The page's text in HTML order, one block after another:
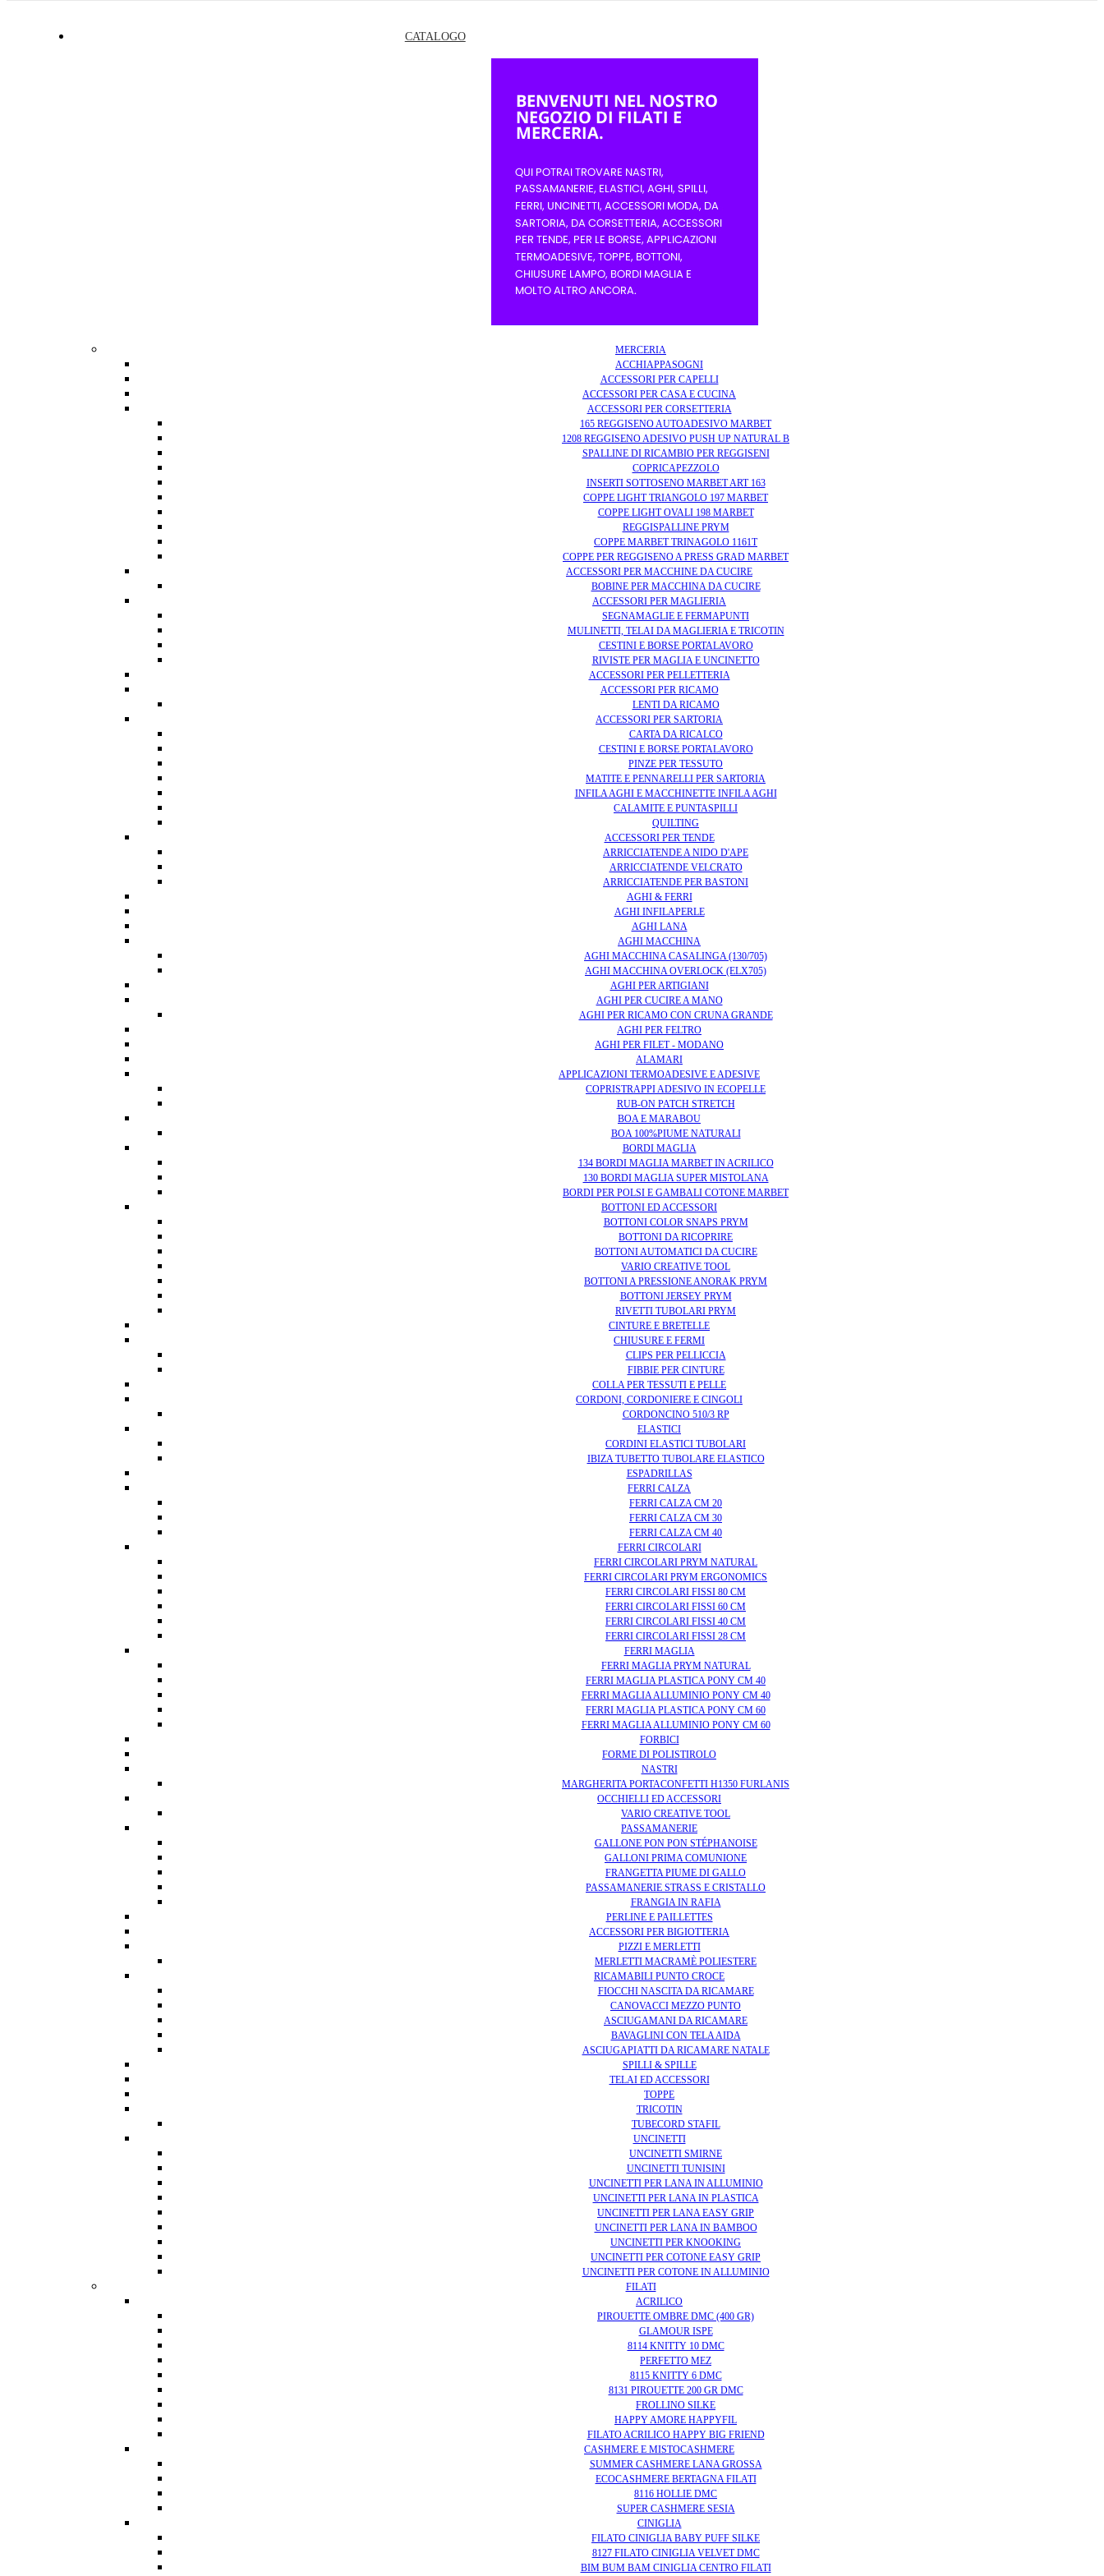
CATALOGO
MERCERIA
ACCHIAPPASOGNI
ACCESSORI PER CAPELLI
ACCESSORI PER CASA E CUCINA
ACCESSORI PER CORSETTERIA
165 REGGISENO AUTOADESIVO MARBET
1208 REGGISENO ADESIVO PUSH UP NATURAL B
SPALLINE DI RICAMBIO PER REGGISENI
COPRICAPEZZOLO
INSERTI SOTTOSENO MARBET ART 163
COPPE LIGHT TRIANGOLO 197 MARBET
COPPE LIGHT OVALI 198 MARBET
REGGISPALLINE PRYM
COPPE MARBET TRINAGOLO 1161T
COPPE PER REGGISENO A PRESS GRAD MARBET
ACCESSORI PER MACCHINE DA CUCIRE
BOBINE PER MACCHINA DA CUCIRE
ACCESSORI PER MAGLIERIA
SEGNAMAGLIE E FERMAPUNTI
MULINETTI, TELAI DA MAGLIERIA E TRICOTIN
CESTINI E BORSE PORTALAVORO
RIVISTE PER MAGLIA E UNCINETTO
ACCESSORI PER PELLETTERIA
ACCESSORI PER RICAMO
LENTI DA RICAMO
ACCESSORI PER SARTORIA
CARTA DA RICALCO
CESTINI E BORSE PORTALAVORO
PINZE PER TESSUTO
MATITE E PENNARELLI PER SARTORIA
INFILA AGHI E MACCHINETTE INFILA AGHI
CALAMITE E PUNTASPILLI
QUILTING
ACCESSORI PER TENDE
ARRICCIATENDE A NIDO D'APE
ARRICCIATENDE VELCRATO
ARRICCIATENDE PER BASTONI
AGHI & FERRI
AGHI INFILAPERLE
AGHI LANA
AGHI MACCHINA
AGHI MACCHINA CASALINGA (130/705)
AGHI MACCHINA OVERLOCK (ELX705)
AGHI PER ARTIGIANI
AGHI PER CUCIRE A MANO
AGHI PER RICAMO CON CRUNA GRANDE
AGHI PER FELTRO
AGHI PER FILET - MODANO
ALAMARI
APPLICAZIONI TERMOADESIVE E ADESIVE
COPRISTRAPPI ADESIVO IN ECOPELLE
RUB-ON PATCH STRETCH
BOA E MARABOU
BOA 100%PIUME NATURALI
BORDI MAGLIA
134 BORDI MAGLIA MARBET IN ACRILICO
130 BORDI MAGLIA SUPER MISTOLANA
BORDI PER POLSI E GAMBALI COTONE MARBET
BOTTONI ED ACCESSORI
BOTTONI COLOR SNAPS PRYM
BOTTONI DA RICOPRIRE
BOTTONI AUTOMATICI DA CUCIRE
VARIO CREATIVE TOOL
BOTTONI A PRESSIONE ANORAK PRYM
BOTTONI JERSEY PRYM
RIVETTI TUBOLARI PRYM
CINTURE E BRETELLE
CHIUSURE E FERMI
CLIPS PER PELLICCIA
FIBBIE PER CINTURE
COLLA PER TESSUTI E PELLE
CORDONI, CORDONIERE E CINGOLI
CORDONCINO 510/3 RP
ELASTICI
CORDINI ELASTICI TUBOLARI
IBIZA TUBETTO TUBOLARE ELASTICO
ESPADRILLAS
FERRI CALZA
FERRI CALZA CM 20
FERRI CALZA CM 30
FERRI CALZA CM 40
FERRI CIRCOLARI
FERRI CIRCOLARI PRYM NATURAL
FERRI CIRCOLARI PRYM ERGONOMICS
FERRI CIRCOLARI FISSI 80 CM
FERRI CIRCOLARI FISSI 60 CM
FERRI CIRCOLARI FISSI 40 CM
FERRI CIRCOLARI FISSI 28 CM
FERRI MAGLIA
FERRI MAGLIA PRYM NATURAL
FERRI MAGLIA PLASTICA PONY CM 40
FERRI MAGLIA ALLUMINIO PONY CM 40
FERRI MAGLIA PLASTICA PONY CM 60
FERRI MAGLIA ALLUMINIO PONY CM 60
FORBICI
FORME DI POLISTIROLO
NASTRI
MARGHERITA PORTACONFETTI H1350 FURLANIS
OCCHIELLI ED ACCESSORI
VARIO CREATIVE TOOL
PASSAMANERIE
GALLONE PON PON STÉPHANOISE
GALLONI PRIMA COMUNIONE
FRANGETTA PIUME DI GALLO
PASSAMANERIE STRASS E CRISTALLO
FRANGIA IN RAFIA
PERLINE E PAILLETTES
ACCESSORI PER BIGIOTTERIA
PIZZI E MERLETTI
MERLETTI MACRAMÈ POLIESTERE
RICAMABILI PUNTO CROCE
FIOCCHI NASCITA DA RICAMARE
CANOVACCI MEZZO PUNTO
ASCIUGAMANI DA RICAMARE
BAVAGLINI CON TELA AIDA
ASCIUGAPIATTI DA RICAMARE NATALE
SPILLI & SPILLE
TELAI ED ACCESSORI
TOPPE
TRICOTIN
TUBECORD STAFIL
UNCINETTI
UNCINETTI SMIRNE
UNCINETTI TUNISINI
UNCINETTI PER LANA IN ALLUMINIO
UNCINETTI PER LANA IN PLASTICA
UNCINETTI PER LANA EASY GRIP
UNCINETTI PER LANA IN BAMBOO
UNCINETTI PER KNOOKING
UNCINETTI PER COTONE EASY GRIP
UNCINETTI PER COTONE IN ALLUMINIO
FILATI
ACRILICO
PIROUETTE OMBRE DMC (400 GR)
GLAMOUR ISPE
8114 KNITTY 10 DMC
PERFETTO MEZ
8115 KNITTY 6 DMC
8131 PIROUETTE 200 GR DMC
FROLLINO SILKE
HAPPY AMORE HAPPYFIL
FILATO ACRILICO HAPPY BIG FRIEND
CASHMERE E MISTOCASHMERE
SUMMER CASHMERE LANA GROSSA
ECOCASHMERE BERTAGNA FILATI
8116 HOLLIE DMC
SUPER CASHMERE SESIA
CINIGLIA
FILATO CINIGLIA BABY PUFF SILKE
8127 FILATO CINIGLIA VELVET DMC
BIM BUM BAM CINIGLIA CENTRO FILATI